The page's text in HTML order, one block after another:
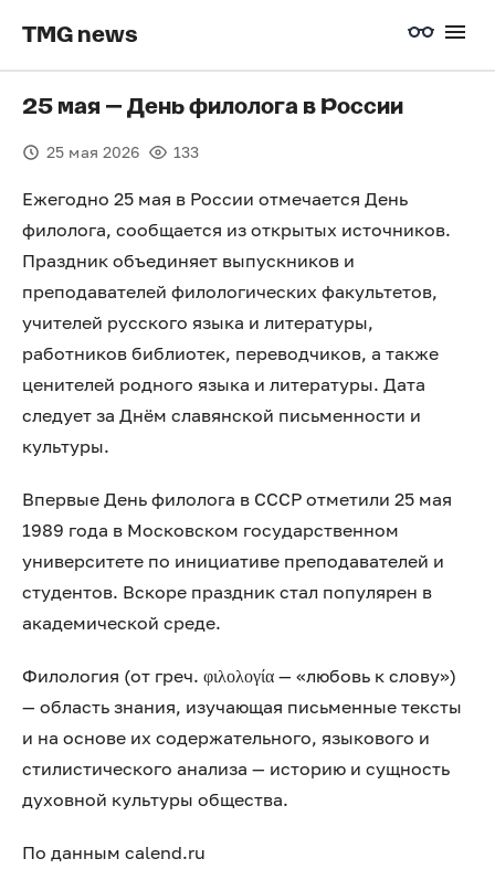
TMG news
25 мая — День филолога в России
25 мая 2026 133
Ежегодно 25 мая в России отмечается День
филолога, сообщается из открытых источников.
Праздник объединяет выпускников и
преподавателей филологических факультетов,
учителей русского языка и литературы,
работников библиотек, переводчиков, а также
ценителей родного языка и литературы. Дата
следует за Днём славянской письменности и
культуры.
Впервые День филолога в СССР отметили 25 мая
1989 года в Московском государственном
университете по инициативе преподавателей и
студентов. Вскоре праздник стал популярен в
академической среде.
Филология (от греч. φιλολογία — «любовь к слову»)
— область знания, изучающая письменные тексты
и на основе их содержательного, языкового и
стилистического анализа — историю и сущность
духовной культуры общества.
По данным calend.ru